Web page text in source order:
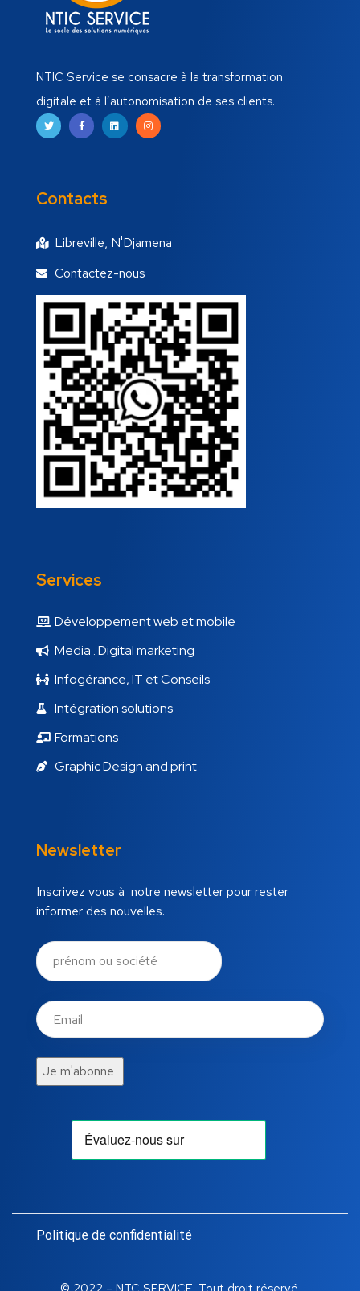
NTIC Service se consacre à la transformation
digitale et à l’autonomisation de ses clients.
Contacts
Libreville, N'Djamena
Contactez-nous
Services
Développement web et mobile
Media . Digital marketing
Infogérance, IT et Conseils
Intégration solutions
Formations
Graphic Design and print
Newsletter
Inscrivez vous à notre newsletter pour rester
informer des nouvelles.
Politique de confidentialité